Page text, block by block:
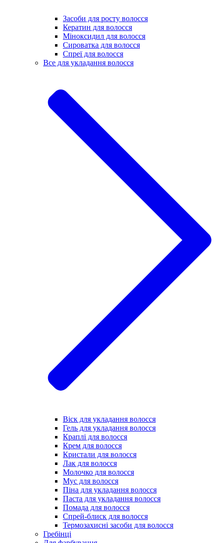
Засоби для росту волосся
Кератин для волосся
Міноксидил для волосся
Сироватка для волосся
Спреї для волосся
Все для укладання волосся
Віск для укладання волосся
Гель для укладання волосся
Краплі для волосся
Крем для волосся
Кристали для волосся
Лак для волосся
Молочко для волосся
Мус для волосся
Піна для укладання волосся
Паста для укладання волосся
Помада для волосся
Спрей-блиск для волосся
Термозахисні засоби для волосся
Гребінці